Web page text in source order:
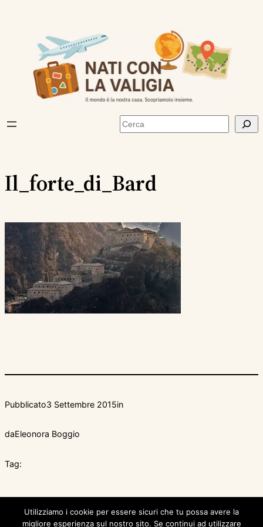
contenuto
Cerca
Il_forte_di_Bard
Pubblicato3 Settembre 2015in
daEleonora Boggio
Tag:
Utilizziamo i cookie per essere sicuri che tu possa avere la
migliore esperienza sul nostro sito. Se continui ad utilizzare